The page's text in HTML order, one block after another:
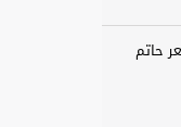
حاتم